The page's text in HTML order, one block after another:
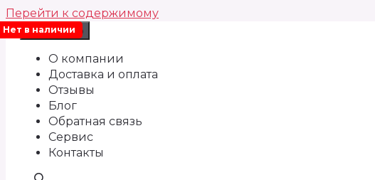
Перейти к содержимому
Меню
О компании
Доставка и оплата
Отзывы
Блог
Обратная связь
Сервис
Контакты
Нет в наличии